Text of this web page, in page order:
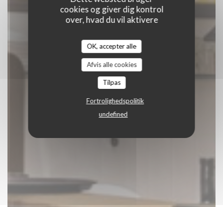
cookies og giver dig kontrol
over, hvad du vil aktivere
OK, accepter alle
Afvis alle cookies
Tilpas
Fortrolighedspolitik
undefined
|BRUXELLES
BOOK ET BORD